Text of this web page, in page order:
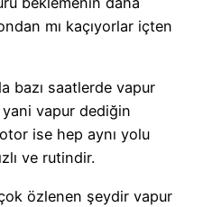
mı kaçıyorlar içten
bazı saatlerde vapur
yani vapur dediğin
ise hep aynı yolu
ve rutindir.
özlenen şeydir vapur